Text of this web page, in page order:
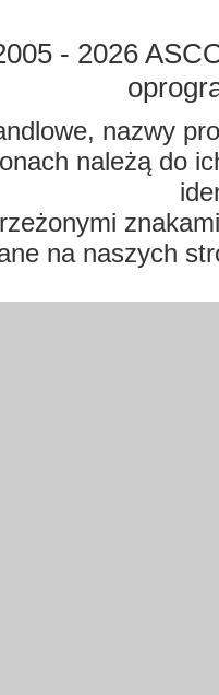
- 2026
nazwy
należą do
na naszych